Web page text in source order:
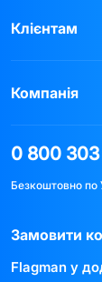
Клієнтам
Компанія
0 800
Безкоштовно по
Замовити
Flagman у